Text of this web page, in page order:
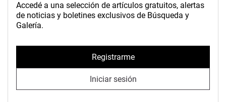
Accedé a una selección de artículos gratuitos, alertas
de noticias y boletines exclusivos de Búsqueda y
Galería.
Registrarme
Iniciar sesión